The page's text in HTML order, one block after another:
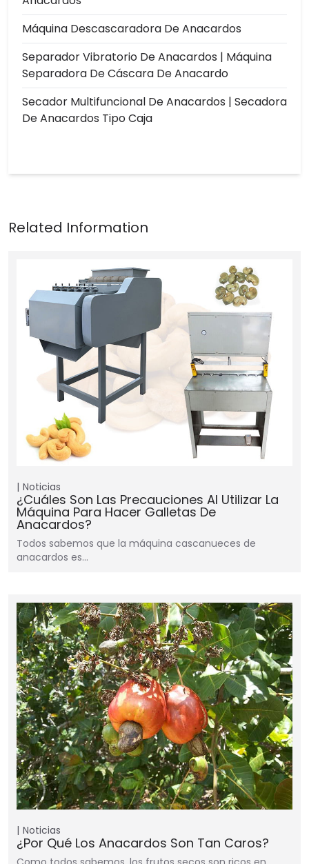
Máquina Descascaradora De Anacardos
Separador Vibratorio De Anacardos | Máquina
Separadora De Cáscara De Anacardo
Secador Multifuncional De Anacardos | Secadora
De Anacardos Tipo Caja
Noticias
¿Cuáles Son Las Precauciones Al Utilizar La
Máquina Para Hacer Galletas De
Anacardos?
Todos sabemos que la máquina cascanueces de
anacardos es…
Noticias
¿Por Qué Los Anacardos Son Tan Caros?